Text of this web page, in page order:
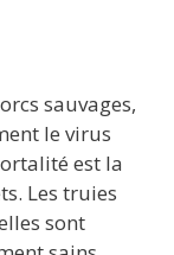
sauvages,
le virus
est la
Les truies
sont